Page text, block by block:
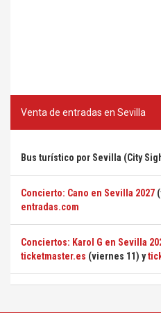
Venta de entradas en Sevilla
Bus turístico por Sevilla (City
Concierto: Cano en Sevilla 2027
entradas.com
Conciertos: Karol G en Sevilla
ticketmaster.es (viernes 11) y